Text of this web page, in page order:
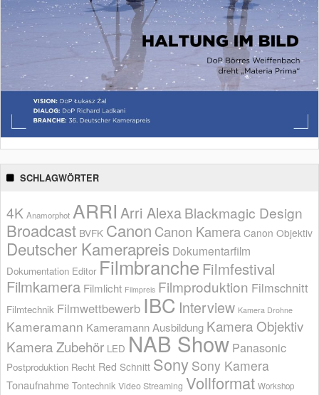
SCHLAGWÖRTER
4K Anamorphot ARRI Arri AlexaBlackmagic Design
Broadcast BVFK Canon Canon Kamera Canon Objektiv
Deutscher Kamerapreis Dokumentarfilm
Dokumentation Editor Filmbranche Filmfestival
Filmkamera Filmlicht Filmpreis Filmproduktion Filmschnitt
Filmtechnik Filmwettbewerb IBC Interview Kamera Drohne
Kameramann Kameramann Ausbildung Kamera Objektiv
Kamera Zubehör LED NAB Show Panasonic
Postproduktion Recht Red Schnitt Sony Sony Kamera
Tonaufnahme Tontechnik Video Streaming Vollformat Workshop